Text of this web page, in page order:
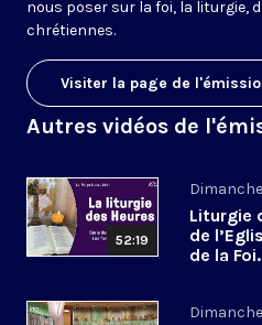
nous poser sur la foi, la liturgie,
chrétiennes.
Visiter la page de
Autres vidéos de
52:19
Liturgie
de
de la